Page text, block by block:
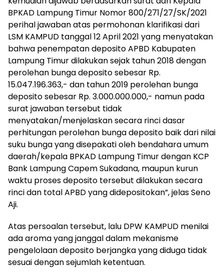
BPKAD Lampung Timur Nomor 800/271/27/SK/2021
perihal jawaban atas permohonan klarifikasi dari
LSM KAMPUD tanggal 12 April 2021 yang menyatakan
bahwa penempatan deposito APBD Kabupaten
Lampung Timur dilakukan sejak tahun 2018 dengan
perolehan bunga deposito sebesar Rp.
15.047.196.363,- dan tahun 2019 perolehan bunga
deposito sebesar Rp. 3.000.000.000,- namun pada
surat jawaban tersebut tidak
menyatakan/menjelaskan secara rinci dasar
perhitungan perolehan bunga deposito baik dari nilai
suku bunga yang disepakati oleh bendahara umum
daerah/kepala BPKAD Lampung Timur dengan KCP
Bank Lampung Capem Sukadana, maupun kurun
waktu proses deposito tersebut dilakukan secara
rinci dan total APBD yang didepositokan”, jelas Seno
Aji.
Atas persoalan tersebut, lalu DPW KAMPUD menilai
ada aroma yang janggal dalam mekanisme
pengelolaan deposito berjangka yang diduga tidak
sesuai dengan sejumlah ketentuan.